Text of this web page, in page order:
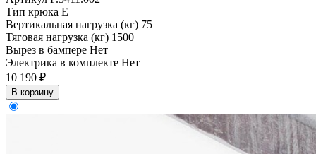
Тип крюка E
Вертикальная нагрузка (кг) 75
Тяговая нагрузка (кг) 1500
Вырез в бампере Нет
Электрика в комплекте Нет
10 190 ₽
В корзину